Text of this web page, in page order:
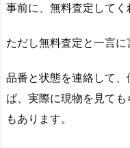
事前に、無料査定してく
ただし無料査定と一言に
品番と状態を連絡して
ば、実際に現物を見て
もあります。